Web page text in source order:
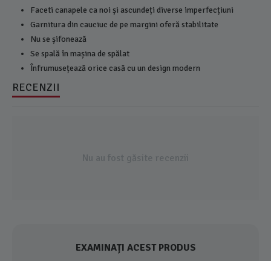
Faceti canapele ca noi și ascundeți diverse imperfecțiuni
Garnitura din cauciuc de pe margini oferă stabilitate
Nu se șifonează
Se spală în mașina de spălat
Înfrumusețează orice casă cu un design modern
RECENZII
Nu au fost găsite recenzii
EXAMINAȚI ACEST PRODUS